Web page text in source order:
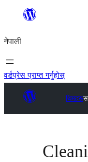
सामग्रीमा
नेपाली
वर्डप्रेस प्राप्त गर्नुहोस्
थिमहरू